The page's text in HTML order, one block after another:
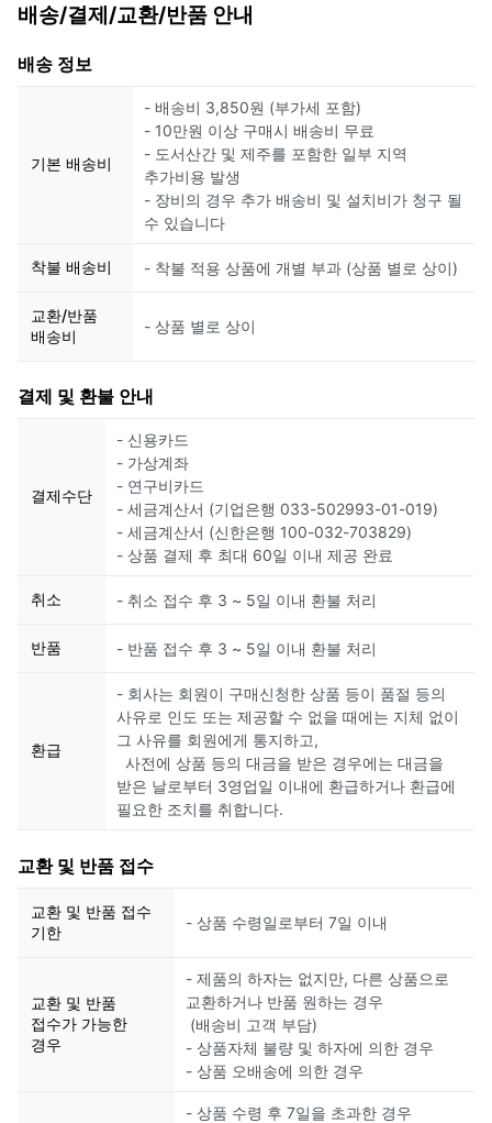
배송/결제/교환/반품 안내
배송 정보
기본 배송비
- 배송비 3,850원 (부가세 포함)
- 10만원 이상 구매시 배송비 무료
- 도서산간 및 제주를 포함한 일부 지역
추가비용 발생
- 장비의 경우 추가 배송비 및 설치비가 청구 될
수 있습니다
착불 배송비 - 착불 적용 상품에 개별 부과 (상품 별로 상이)
교환/반품
배송비
- 상품 별로 상이
결제 및 환불 안내
결제수단
- 신용카드
- 가상계좌
- 연구비카드
- 세금계산서 (기업은행 033-502993-01-019)
- 세금계산서 (신한은행 100-032-703829)
- 상품 결제 후 최대 60일 이내 제공 완료
취소 - 취소 접수 후 3 ~ 5일 이내 환불 처리
반품 - 반품 접수 후 3 ~ 5일 이내 환불 처리
환급
- 회사는 회원이 구매신청한 상품 등이 품절 등의
사유로 인도 또는 제공할 수 없을 때에는 지체 없이
그 사유를 회원에게 통지하고,
사전에 상품 등의 대금을 받은 경우에는 대금을
받은 날로부터 3영업일 이내에 환급하거나 환급에
필요한 조치를 취합니다.
교환 및 반품 접수
교환 및 반품 접수
기한
- 상품 수령일로부터 7일 이내
교환 및 반품
접수가 가능한
경우
- 제품의 하자는 없지만, 다른 상품으로
교환하거나 반품 원하는 경우
(배송비 고객 부담)
- 상품자체 불량 및 하자에 의한 경우
- 상품 오배송에 의한 경우
- 상품 수령 후 7일을 초과한 경우